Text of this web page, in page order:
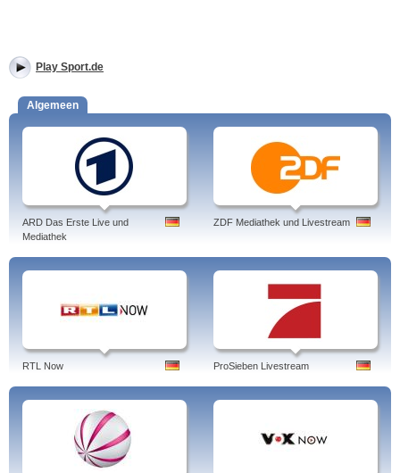
Play Sport.de
Algemeen
ARD Das Erste Live und
Mediathek
ZDF Mediathek und Livestream
RTL Now ProSieben Livestream